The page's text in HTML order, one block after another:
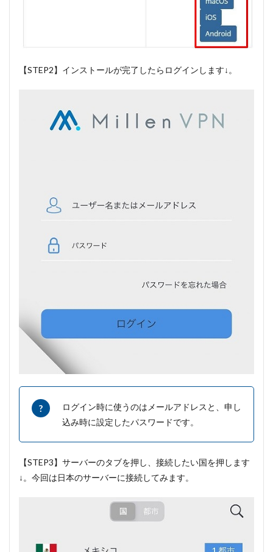
【STEP2】インストールが完了したらログインします↓。
ログイン時に使うのはメールアドレスと、申し
込み時に設定したパスワードです。
【STEP3】サーバーのタブを押し、接続したい国を押します
↓。今回は日本のサーバーに接続してみます。